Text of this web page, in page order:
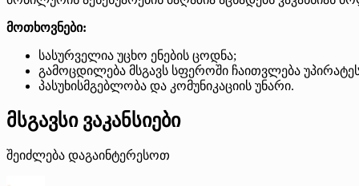
მოთხოვნები:
სასურველია უცხო ენების ცოდნა;
გამოცდილება მსგავს სფეროში ჩაითვლება
პასუხისმგებლობა და კომუნიკაციის უნარი.
მსგავსი ვაკანსიები
შეიძლება დაგაინტერესოთ